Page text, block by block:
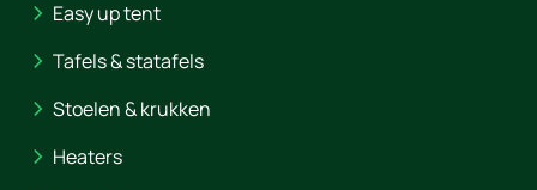
Easy up tent
Tafels & statafels
Stoelen & krukken
Heaters